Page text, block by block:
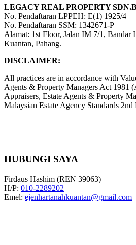
LEGACY REAL PROPERTY
No. Pendaftaran LPPEH: E(1) 1925/4
No. Pendaftaran SSM: 1342671-P
Alamat: 1st Floor, Jalan IM 7/1, Bandar
Kuantan, Pahang.
DISCLAIMER:
All practices are in accordance with
Agents & Property Managers Act 1981
Appraisers, Estate Agents & Property
Malaysian Estate Agency Standards
HUBUNGI SAYA
Firdaus Hashim (REN 39063)
H/P: 010-2289202
Emel: ejenhartanahkuantan@gmail.com